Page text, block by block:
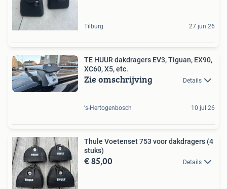
Tilburg 27 jun 26
TE HUUR dakdragers EV3, Tiguan, EX90,
XC60, X5, etc.
Zie omschrijving Details
's-Hertogenbosch 10 jul 26
Thule Voetenset 753 voor dakdragers (4
stuks)
€ 85,00 Details